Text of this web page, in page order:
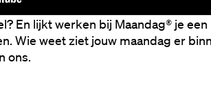
En lijkt werken bij Maandag® je een
Wie weet ziet jouw maandag er
ons.